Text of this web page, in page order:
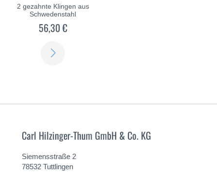
2 gezahnte Klingen aus
Schwedenstahl
56,30 €
Carl Hilzinger-Thum GmbH & Co. KG
Siemensstraße 2
78532 Tuttlingen